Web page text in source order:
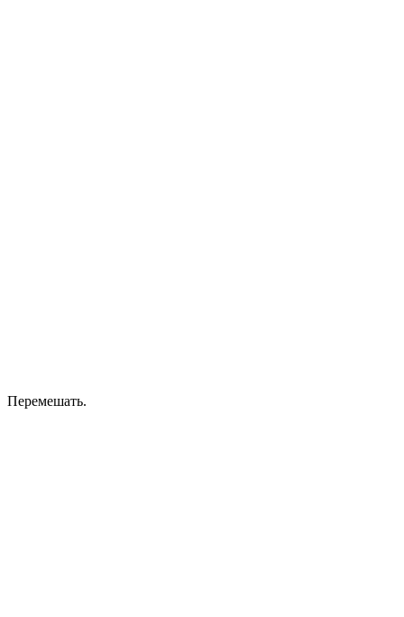
Перемешать.